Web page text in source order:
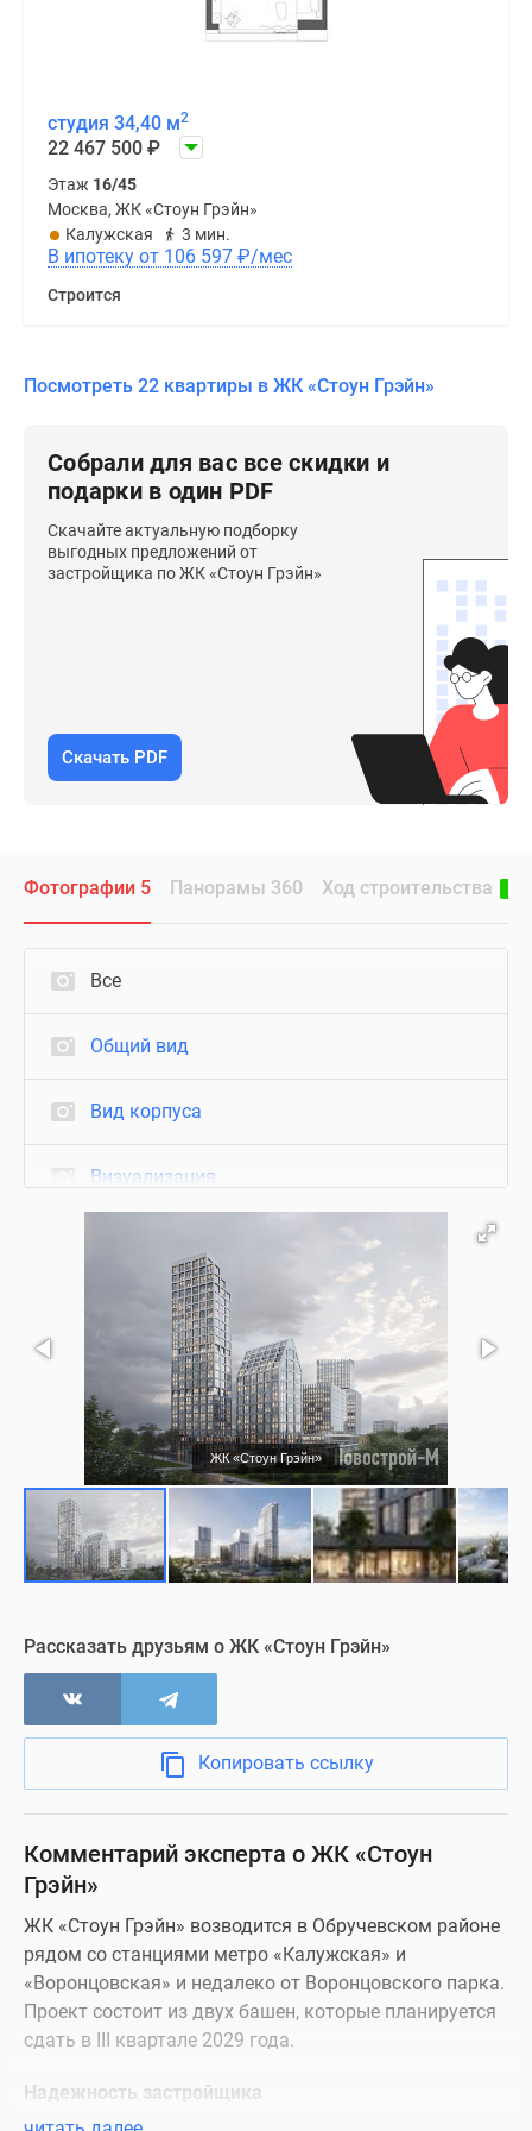
студия 34,40 м2
22 467 500 ₽
Этаж 16/45
Москва, ЖК «Стоун Грэйн»
Калужская
3 мин.
В ипотеку от 106 597 ₽/мес
Строится
Посмотреть 22 квартиры в ЖК «Стоун Грэйн»
Собрали для вас все скидки и
подарки в один PDF
Скачайте актуальную подборку
выгодных предложений от
застройщика по ЖК «Стоун Грэйн»
Скачать PDF
Фотографии 5 Панорамы 360 Ход строительства
ЖК «Стоун Грэйн»
Все
Общий вид
Вид корпуса
Визуализация
Рассказать друзьям о ЖК «Стоун Грэйн»
Копировать ссылку
Комментарий эксперта о ЖК «Стоун
Грэйн»
ЖК «Стоун Грэйн» возводится в Обручевском районе
рядом со станциями метро «Калужская» и
«Воронцовская» и недалеко от Воронцовского парка.
Проект состоит из двух башен, которые планируется
сдать в III квартале 2029 года.
Надежность застройщика